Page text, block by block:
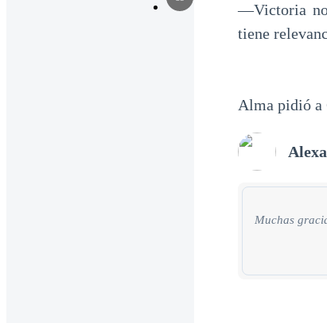
—Victoria
tiene
Alma pidió a
Muchas